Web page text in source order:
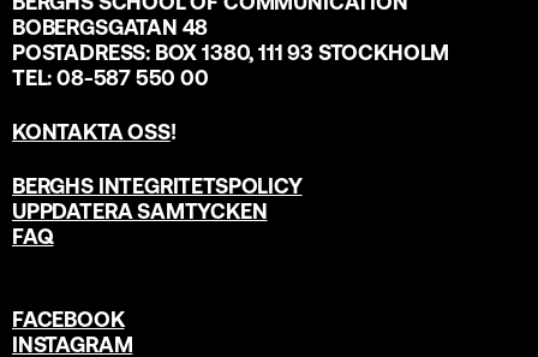
BOBERGSGATAN 48
POSTADRESS: BOX 1380, 111 93 STOCKHOLM
TEL: 08-587 550 00
KONTAKTA OSS!
BERGHS INTEGRITETSPOLICY
UPPDATERA SAMTYCKEN
FAQ
FACEBOOK
INSTAGRAM